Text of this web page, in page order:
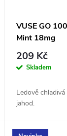
VUSE GO
Mint 18mg
209 Kč
Skladem
Ledově
jahod.